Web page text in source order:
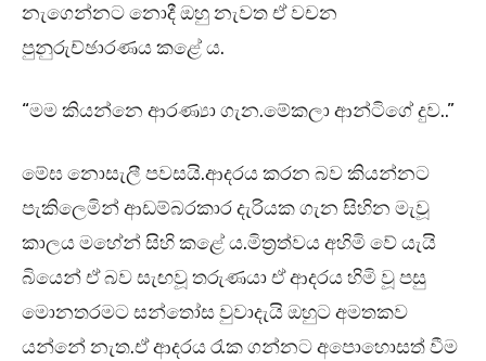
නැගෙන්නට නොදී ඔහු නැවත ඒ වචන
පුනුරුච්ඡාරණය කළේ ය.
“මම කියන්නෙ ආරණ්‍යා ගැන.මේකලා ආන්ටිගේ දුව..”
මේඝ නොසැලී පවසයි.ආදරය කරන බව කියන්නට
පැකිලෙමින් ආඩම්බරකාර දැරියක ගැන සිහින මැවූ
කාලය මහේන් සිහි කළේ ය.මිත්‍රත්වය අහිමි වේ යැයි
බියෙන් ඒ බව සැඟවූ තරුණයා ඒ ආදරය හිමි වූ පසු
මොනතරමට සන්තෝස වුවාදැයි ඔහුට අමතකව
යන්නේ නැත.ඒ ආදරය රැක ගන්නට අපොහොසත් වීම